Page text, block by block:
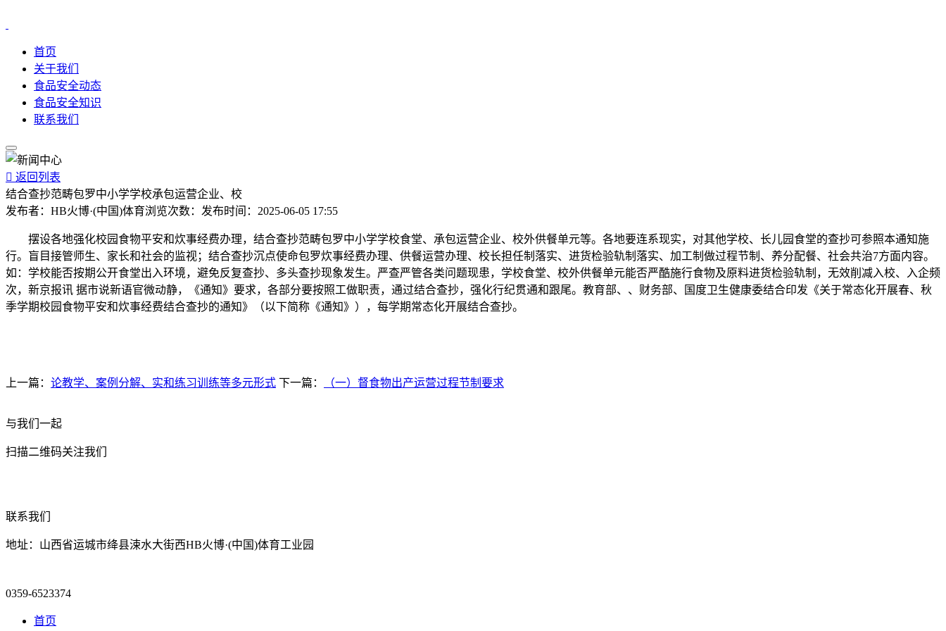
首页
关于我们
食品安全动态
食品安全知识
联系我们
 返回列表
结合查抄范畴包罗中小学学校承包运营企业、校
发布者： HB火博·(中国)体育浏览次数： 发布时间： 2025-06-05 17:55
摆设各地强化校园食物平安和炊事经费办理，结合查抄范畴包罗中小学学校食堂、承包运营企业、校外供餐单元等。各地要连系现实，对其他学校、长儿园食堂的查抄可参照本通知施
行。盲目接管师生、家长和社会的监视；结合查抄沉点使命包罗炊事经费办理、供餐运营办理、校长担任制落实、进货检验轨制落实、加工制做过程节制、养分配餐、社会共治7方面内容。
如：学校能否按期公开食堂出入环境，避免反复查抄、多头查抄现象发生。严查严管各类问题现患，学校食堂、校外供餐单元能否严酷施行食物及原料进货检验轨制，无效削减入校、入企频
次，新京报讯 据市说新语官微动静，《通知》要求，各部分要按照工做职责，通过结合查抄，强化行纪贯通和跟尾。教育部、、财务部、国度卫生健康委结合印发《关于常态化开展春、秋
季学期校园食物平安和炊事经费结合查抄的通知》（以下简称《通知》），每学期常态化开展结合查抄。
上一篇： 论教学、案例分解、实和练习训练等多元形式 下一篇： （一）督食物出产运营过程节制要求
与我们一起
扫描二维码关注我们
联系我们
地址：山西省运城市绛县涑水大街西HB火博·(中国)体育工业园
0359-6523374
首页